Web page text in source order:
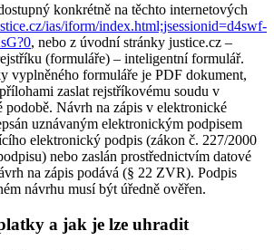
konkrétně na těchto internetových
ias/iform/index.html;jsessionid=d4swf-
, nebo z úvodní stránky justice.cz –
(formuláře) – inteligentní formulář.
vyplněného formuláře je PDF dokument,
zaslat rejstříkovému soudu v
Návrh na zápis v elektronické
uznávaným elektronickým podpisem
elektronický podpis (zákon č. 227/2000
nebo zaslán prostřednictvím datové
na zápis podává (§ 22 ZVR). Podpis
návrhu musí být úředně ověřen.
a jak je lze uhradit